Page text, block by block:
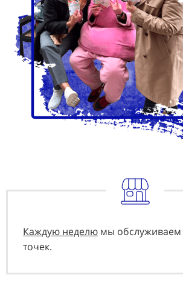
Каждую неделю мы обслуживаем
точек.